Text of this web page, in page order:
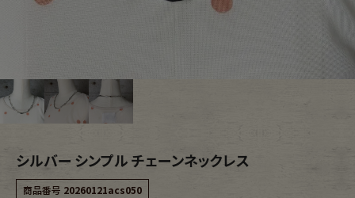
メンズ商品カテゴリーから探す
Bottoms
レディース商品カテゴリーから探す
シルバー シンプル チェーンネックレス
商品番号 20260121acs050